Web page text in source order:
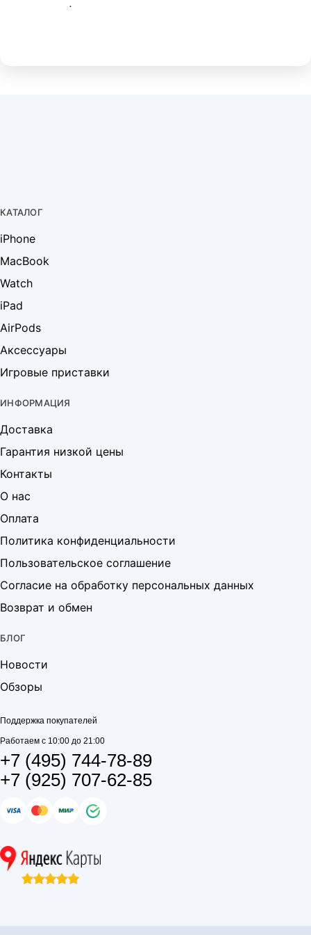
.
КАТАЛОГ
iPhone
MacBook
Watch
iPad
AirPods
Аксессуары
Игровые приставки
ИНФОРМАЦИЯ
Доставка
Гарантия низкой цены
Контакты
О нас
Оплата
Политика конфиденциальности
Пользовательское соглашение
Согласие на обработку персональных данных
Возврат и обмен
БЛОГ
Новости
Обзоры
Поддержка покупателей
Работаем с 10:00 до 21:00
+7 (495) 744-78-89
+7 (925) 707-62-85